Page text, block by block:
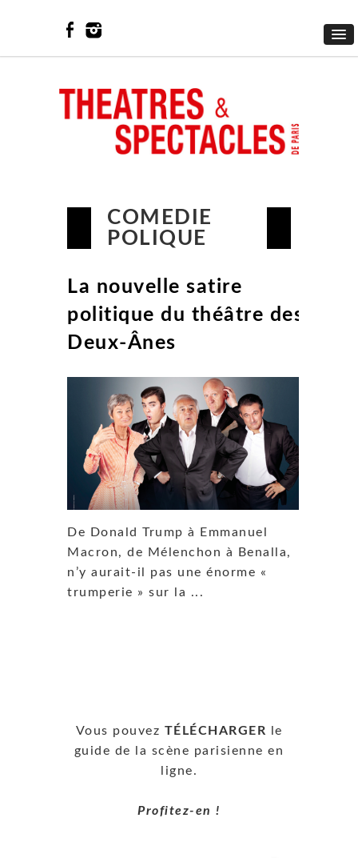
COMEDIE
POLIQUE
La nouvelle satire
politique du théâtre des
Deux-Ânes
De Donald Trump à Emmanuel
Macron, de Mélenchon à Benalla,
n’y aurait-il pas une énorme «
trumperie » sur la ...
Vous pouvez TÉLÉCHARGER le
guide de la scène parisienne en
ligne.
Profitez-en !